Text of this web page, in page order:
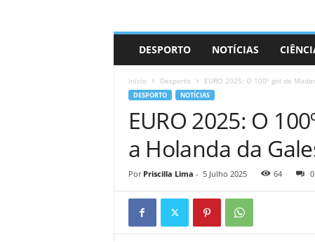
r
DESPORTO NOTÍCIAS
Início Desporto EURO 2025: O 100º gol de
DESPORTO NOTÍCIAS
EURO 2025: O
a Holanda da
Por Priscilla Lima - 5 Julho 2025 64 0